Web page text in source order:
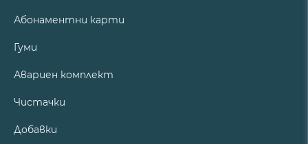
Абонаментни карти
Гуми
Авариен комплект
Чистачки
Добавки